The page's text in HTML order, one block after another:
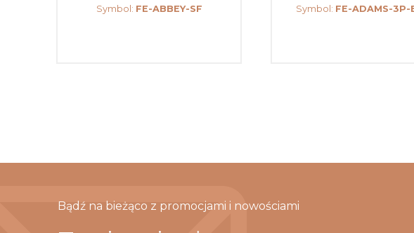
Symbol: FE-ABBEY-SF
Symbol: FE-ADAMS-3P-
Bądź na bieżąco z promocjami i nowościami